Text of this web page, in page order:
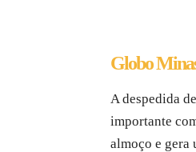
Globo
A despedida
importante
almoço e gera